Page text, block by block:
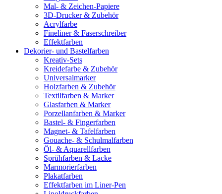
Mal- & Zeichen-Papiere
3D-Drucker & Zubehör
Acrylfarbe
Fineliner & Faserschreiber
Effektfarben
Dekorier- und Bastelfarben
Kreativ-Sets
Kreidefarbe & Zubehör
Universalmarker
Holzfarben & Zubehör
Textilfarben & Marker
Glasfarben & Marker
Porzellanfarben & Marker
Bastel- & Fingerfarben
Magnet- & Tafelfarben
Gouache- & Schulmalfarben
Öl- & Aquarellfarben
Sprühfarben & Lacke
Marmorierfarben
Plakatfarben
Effektfarben im Liner-Pen